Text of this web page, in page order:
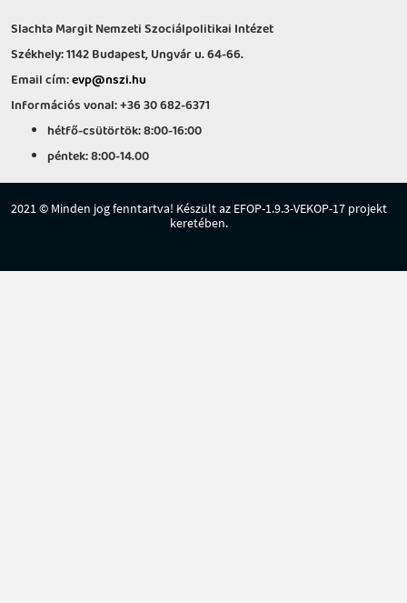
Slachta Margit Nemzeti Szociálpolitikai Intézet
Székhely: 1142 Budapest, Ungvár u. 64-66.
Email cím:evp@nszi.hu
Információs vonal: +36 30 682-6371
hétfő-csütörtök: 8:00-16:00
péntek: 8:00-14.00
2021 © Minden jog fenntartva! Készült az EFOP-1.9.3-VEKOP-17 projekt
keretében.